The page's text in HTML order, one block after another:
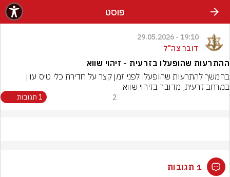
פוסט
19:10 - 29.05.2026
דובר צה"ל
ההתרעות שהופעלו בזרעית - זיהוי שווא
במרחב זרעית, מדובר בזיהוי שווא.
2 1 תגובות
1 תגובות